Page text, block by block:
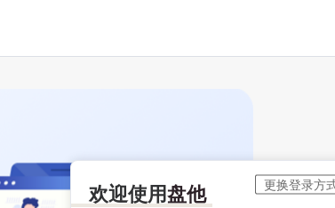
欢迎使用盘他